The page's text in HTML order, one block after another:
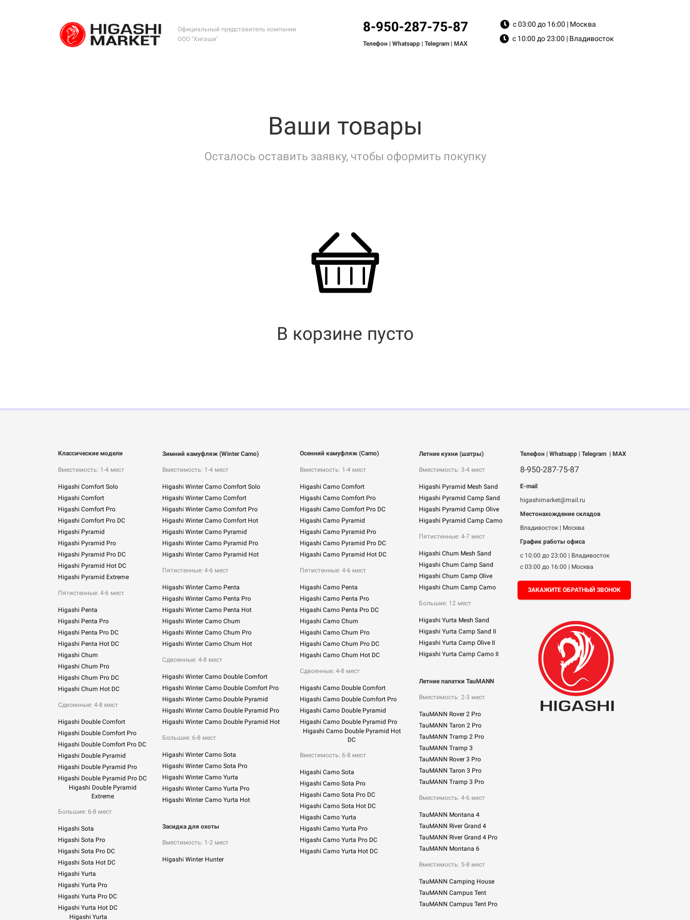
Официальный представитель компании
ООО "Хигаши"
8-950-287-75-87
Телефон | Whatsapp | Telegram | MAX
с 03:00 до 16:00 | Москва
с 10:00 до 23:00 | Владивосток
Ваши товары
Осталось оставить заявку, чтобы оформить покупку
В корзине пусто
Классические модели
Вместимость: 1-4 мест
Higashi Comfort Solo
Higashi Comfort
Higashi Comfort Pro
Higashi Comfort Pro DC
Higashi Pyramid
Higashi Pyramid Pro
Higashi Pyramid Pro DC
Higashi Pyramid Hot DC
Higashi Pyramid Extreme
Пятистенные: 4-6 мест
Higashi Penta
Higashi Penta Pro
Higashi Penta Pro DC
Higashi Penta Hot DC
Higashi Chum
Higashi Chum Pro
Higashi Chum Pro DC
Higashi Chum Hot DC
Сдвоенные: 4-8 мест
Higashi Double Comfort
Higashi Double Comfort Pro
Higashi Double Comfort Pro DC
Higashi Double Pyramid
Higashi Double Pyramid Pro
Higashi Double Pyramid Pro DC
Higashi Double Pyramid
Extreme
Большие: 6-8 мест
Higashi Sota
Higashi Sota Pro
Higashi Sota Pro DC
Higashi Sota Hot DC
Higashi Yurta
Higashi Yurta Pro
Higashi Yurta Pro DC
Higashi Yurta Hot DC
Higashi Yurta
Зимний камуфляж (Winter Camo)
Вместимость: 1-4 мест
Higashi Winter Camo Comfort Solo
Higashi Winter Camo Comfort
Higashi Winter Camo Comfort Pro
Higashi Winter Camo Comfort Hot
Higashi Winter Camo Pyramid
Higashi Winter Camo Pyramid Pro
Higashi Winter Camo Pyramid Hot
Пятистенные: 4-6 мест
Higashi Winter Camo Penta
Higashi Winter Camo Penta Pro
Higashi Winter Camo Penta Hot
Higashi Winter Camo Chum
Higashi Winter Camo Chum Pro
Higashi Winter Camo Chum Hot
Сдвоенные: 4-8 мест
Higashi Winter Camo Double Comfort
Higashi Winter Camo Double Comfort Pro
Higashi Winter Camo Double Pyramid
Higashi Winter Camo Double Pyramid Pro
Higashi Winter Camo Double Pyramid Hot
Большие: 6-8 мест
Higashi Winter Camo Sota
Higashi Winter Camo Sota Pro
Higashi Winter Camo Yurta
Higashi Winter Camo Yurta Pro
Higashi Winter Camo Yurta Hot
Засидка для охоты
Вместимость: 1-2 мест
Higashi Winter Hunter
Осенний камуфляж (Camo)
Вместимость: 1-4 мест
Higashi Сamo Comfort
Higashi Сamo Comfort Pro
Higashi Сamo Comfort Pro DC
Higashi Сamo Pyramid
Higashi Сamo Pyramid Pro
Higashi Сamo Pyramid Pro DC
Higashi Сamo Pyramid Hot DC
Пятистенные: 4-6 мест
Higashi Camo Penta
Higashi Camo Penta Pro
Higashi Camo Penta Pro DC
Higashi Camo Chum
Higashi Camo Chum Pro
Higashi Camo Chum Pro DC
Higashi Camo Chum Hot DC
Сдвоенные: 4-8 мест
Higashi Сamo Double Comfort
Higashi Сamo Double Comfort Pro
Higashi Сamo Double Pyramid
Higashi Сamo Double Pyramid Pro
Higashi Сamo Double Pyramid Hot
DC
Вместимость: 6-8 мест
Higashi Сamo Sota
Higashi Сamo Sota Pro
Higashi Сamo Sota Pro DC
Higashi Сamo Sota Hot DC
Higashi Сamo Yurta
Higashi Сamo Yurta Pro
Higashi Сamo Yurta Pro DC
Higashi Сamo Yurta Hot DC
Летние кухни (шатры)
Вместимость: 3-4 мест
Higashi Pyramid Mesh Sand
Higashi Pyramid Camp Sand
Higashi Pyramid Camp Olive
Higashi Pyramid Camp Camo
Пятистенные: 4-7 мест
Higashi Chum Mesh Sand
Higashi Chum Camp Sand
Higashi Chum Camp Olive
Higashi Chum Camp Camo
Большие: 12 мест
Higashi Yurta Mesh Sand
Higashi Yurta Camp Sand II
Higashi Yurta Camp Olive II
Higashi Yurta Camp Camo II
Летние палатки TauMANN
Вместимость: 2-3 мест
TauMANN Rover 2 Pro
TauMANN Taron 2 Pro
TauMANN Tramp 2 Pro
TauMANN Tramp 3
TauMANN Rover 3 Pro
TauMANN Taron 3 Pro
TauMANN Tramp 3 Pro
Вместимость: 4-6 мест
TauMANN Montana 4
TauMANN River Grand 4
TauMANN River Grand 4 Pro
TauMANN Montana 6
Вместимость: 5-8 мест
TauMANN Camping House
TauMANN Campus Tent
TauMANN Campus Tent Pro
Телефон | Whatsapp | Telegram | MAX
8-950-287-75-87
E-mail
higashimarket@mail.ru
Местонахождение складов
Владивосток | Москва
График работы офиса
с 10:00 до 23:00 | Владивосток
с 03:00 до 16:00 | Москва
ЗАКАЖИТЕ ОБРАТНЫЙ ЗВОНОК